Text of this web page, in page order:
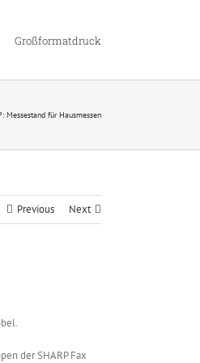
Großformatdruck
Messestand für Hausmessen
Previous Next
der SHARP Fax